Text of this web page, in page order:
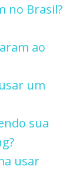
no Brasil?
ao
um
sua
usar